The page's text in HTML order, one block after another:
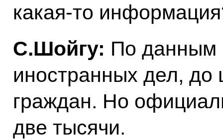
какая‑то
С.Шойгу: По данным
иностранных дел, до
граждан. Но
две тысячи.